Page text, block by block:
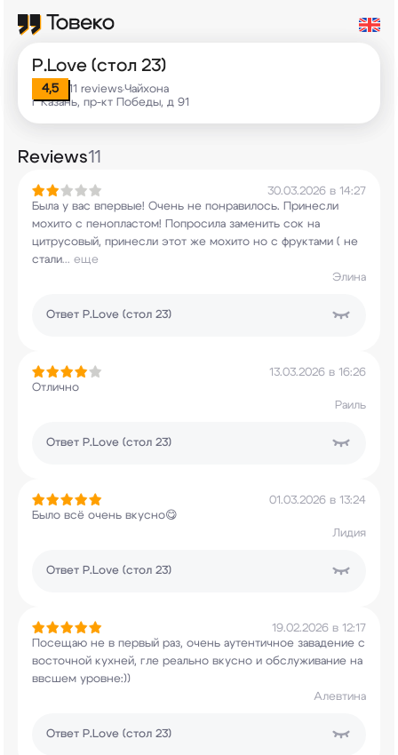
P.Love (стол 23)
4,5 11 reviews•Чайхона
г Казань, пр-кт Победы, д 91
Reviews11
30.03.2026 в 14:27
Была у вас впервые! Очень не понравилось. Принесли
мохито с пенопластом! Попросила заменить сок на
цитрусовый, принесли этот же мохито но с фруктами ( не
стали... еще
Элина
Ответ P.Love (стол 23)
13.03.2026 в 16:26
Отлично
Раиль
Ответ P.Love (стол 23)
01.03.2026 в 13:24
Было всё очень вкусно😋
Лидия
Ответ P.Love (стол 23)
19.02.2026 в 12:17
Посещаю не в первый раз, очень аутентичное завадение с
восточной кухней, гле реально вкусно и обслуживание на
ввсшем уровне:))
Алевтина
Ответ P.Love (стол 23)